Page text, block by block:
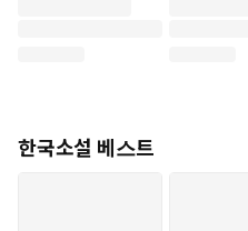
한국소설 베스트